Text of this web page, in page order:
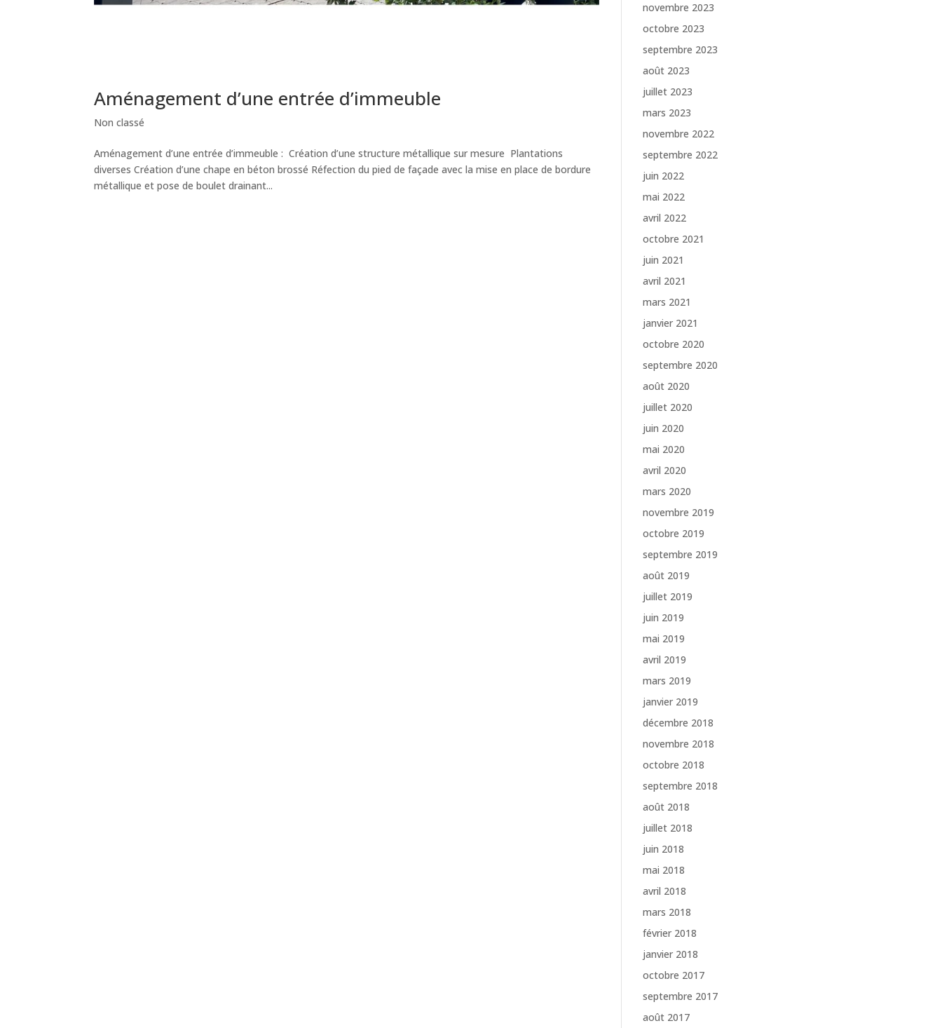
Aménagement d’une entrée d’immeuble
Non classé
Aménagement d’une entrée d’immeuble : Création d’une structure métallique sur mesure Plantations
diverses Création d’une chape en béton brossé Réfection du pied de façade avec la mise en place de bordure
métallique et pose de boulet drainant...
novembre 2023
octobre 2023
septembre 2023
août 2023
juillet 2023
mars 2023
novembre 2022
septembre 2022
juin 2022
mai 2022
avril 2022
octobre 2021
juin 2021
avril 2021
mars 2021
janvier 2021
octobre 2020
septembre 2020
août 2020
juillet 2020
juin 2020
mai 2020
avril 2020
mars 2020
novembre 2019
octobre 2019
septembre 2019
août 2019
juillet 2019
juin 2019
mai 2019
avril 2019
mars 2019
janvier 2019
décembre 2018
novembre 2018
octobre 2018
septembre 2018
août 2018
juillet 2018
juin 2018
mai 2018
avril 2018
mars 2018
février 2018
janvier 2018
octobre 2017
septembre 2017
août 2017